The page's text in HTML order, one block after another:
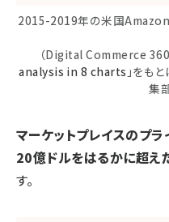
2015-2019年の米国Amazon
（Digital Commerce 360
analysis in 8 charts 」をも
集
マーケットプレイスのプ
20億ドルをはるかに超え
す。